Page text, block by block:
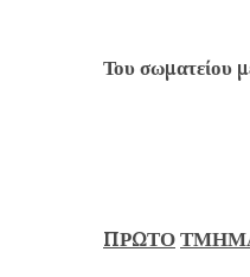
Του σωματείου
ΠΡΩΤΟ